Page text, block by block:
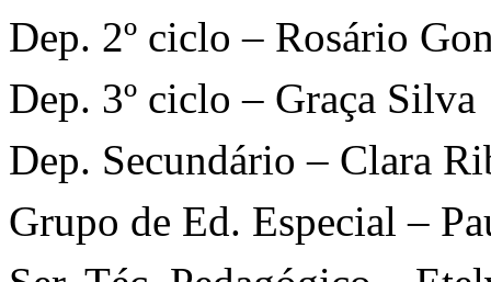
Dep. 2º ciclo – Rosário
Dep. 3º ciclo – Graça Silva
Dep. Secundário – Clara
Grupo de Ed. Especial –